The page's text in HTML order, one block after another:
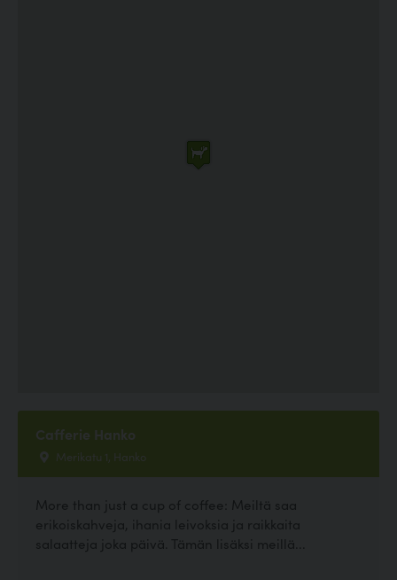
Cafferie Hanko
Merikatu 1, Hanko
More than just a cup of coffee: Meiltä saa
erikoiskahveja, ihania leivoksia ja raikkaita
salaatteja joka päivä. Tämän lisäksi meillä...